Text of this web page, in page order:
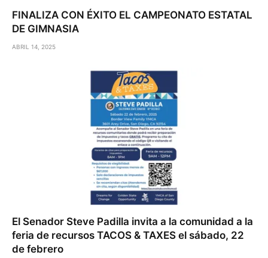
FINALIZA CON ÉXITO EL CAMPEONATO ESTATAL
DE GIMNASIA
ABRIL 14, 2025
El Senador Steve Padilla invita a la comunidad a la
feria de recursos TACOS & TAXES el sábado, 22
de febrero